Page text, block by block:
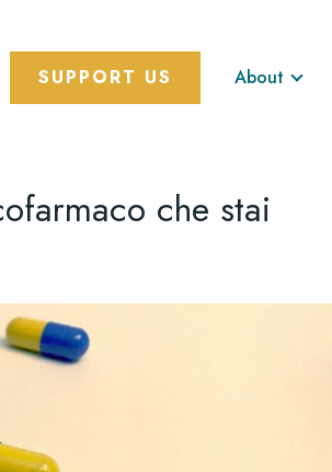
SUPPORT US About
che stai